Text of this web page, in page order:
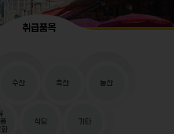
취급품목
수산 축산 농산
식당 기타